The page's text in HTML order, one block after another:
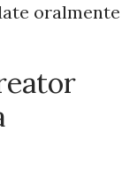
oralmente